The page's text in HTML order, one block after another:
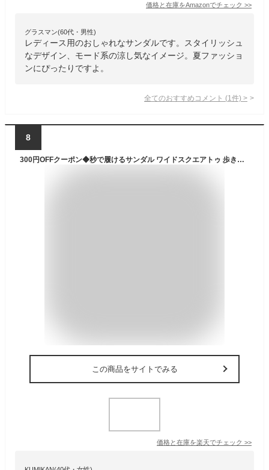
価格と在庫をAmazonでチェック >>
グラスマン(60代・男性)
レディース用のおしゃれなサンダルです。スタイリッシュ
なデザイン、モード系の涼し気なイメージ。夏ファッショ
ンにぴったりですよ。
全てのおすすめコメント (1 件) >
8
300円OFFクーポン◆秒で履けるサンダル ワイドスクエアトゥ 歩きやすい バックストラップ 6センチヒール 履きやすい レディース 痛くない 太ヒール ブラック ホワイト 22.5 24.5 柔らか 円柱ヒール 美脚 ゴム 黒 ルリアンプラス
この商品をサイトでみる
価格と在庫を楽天でチェック >>